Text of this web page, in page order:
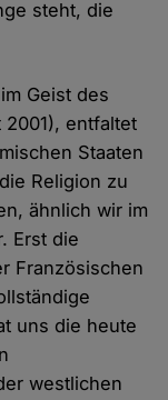
steht, die
Geist des
2001), entfaltet
Staaten
Religion zu
ähnlich wir im
Erst die
Französischen
uns die heute
westlichen